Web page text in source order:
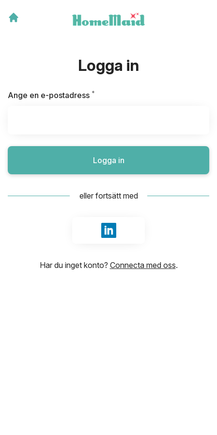
Logga in
Ange en e-postadress *
Logga in
eller fortsätt med
Logga in med LinkedIn
Har du inget konto? Connecta med oss.